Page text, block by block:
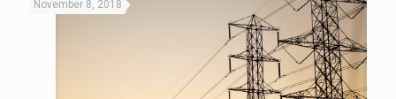
November 8, 2018